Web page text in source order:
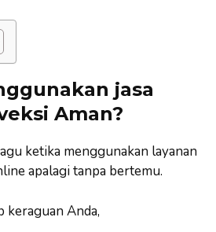
jasa
Aman?
ketika menggunakan layanan
apalagi tanpa bertemu.
keraguan Anda,